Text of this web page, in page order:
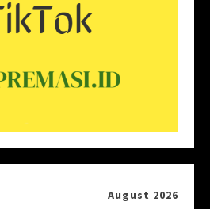
August 2026